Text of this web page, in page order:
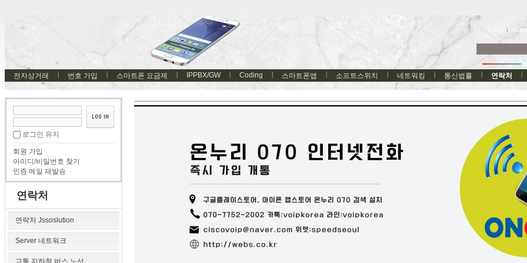
전자상거래 번호 가입 스마트폰 요금제 IPPBX/GW Coding 스마트폰앱 소프트스위치 네트워킹 통신법률 연락처
로그인 유지
회원 가입
아이디/비밀번호 찾기
인증 메일 재발송
연락처
연락처 Jssoslution
Server 네트워크
교통 지하철 버스 노선